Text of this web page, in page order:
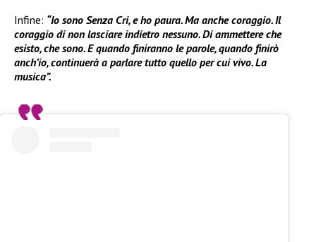
Infine: “Io sono Senza Cri, e ho paura. Ma anche coraggio. Il
coraggio di non lasciare indietro nessuno. Di ammettere che
esisto, che sono. E quando finiranno le parole, quando finirò
anch’io, continuerà a parlare tutto quello per cui vivo. La
musica”.